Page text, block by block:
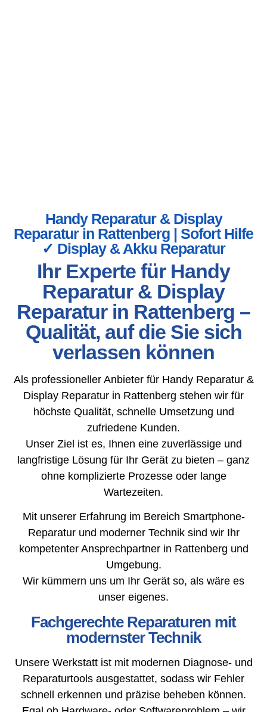
Handy Reparatur & Display
Reparatur in Rattenberg | Sofort Hilfe
✓ Display & Akku Reparatur
Ihr Experte für Handy
Reparatur & Display
Reparatur in Rattenberg –
Qualität, auf die Sie sich
verlassen können
Als professioneller Anbieter für Handy Reparatur &
Display Reparatur in Rattenberg stehen wir für
höchste Qualität, schnelle Umsetzung und
zufriedene Kunden.
Unser Ziel ist es, Ihnen eine zuverlässige und
langfristige Lösung für Ihr Gerät zu bieten – ganz
ohne komplizierte Prozesse oder lange
Wartezeiten.
Mit unserer Erfahrung im Bereich Smartphone-
Reparatur und moderner Technik sind wir Ihr
kompetenter Ansprechpartner in Rattenberg und
Umgebung.
Wir kümmern uns um Ihr Gerät so, als wäre es
unser eigenes.
Fachgerechte Reparaturen mit
modernster Technik
Unsere Werkstatt ist mit modernen Diagnose- und
Reparaturtools ausgestattet, sodass wir Fehler
schnell erkennen und präzise beheben können.